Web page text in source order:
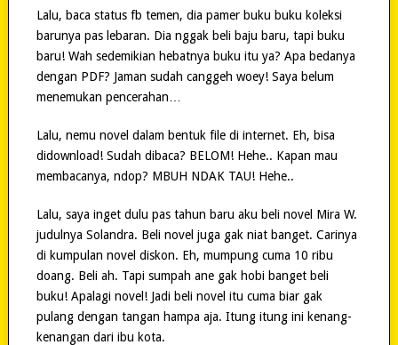
Lalu, baca status fb temen, dia pamer buku buku koleksi
barunya pas lebaran. Dia nggak beli baju baru, tapi buku
baru! Wah sedemikian hebatnya buku itu ya? Apa bedanya
dengan PDF? Jaman sudah canggeh woey! Saya belum
menemukan pencerahan…
Lalu, nemu novel dalam bentuk file di internet. Eh, bisa
didownload! Sudah dibaca? BELOM! Hehe.. Kapan mau
membacanya, ndop? MBUH NDAK TAU! Hehe..
Lalu, saya inget dulu pas tahun baru aku beli novel Mira W.
judulnya Solandra. Beli novel juga gak niat banget. Carinya
di kumpulan novel diskon. Eh, mumpung cuma 10 ribu
doang. Beli ah. Tapi sumpah ane gak hobi banget beli
buku! Apalagi novel! Jadi beli novel itu cuma biar gak
pulang dengan tangan hampa aja. Itung itung ini kenang-
kenangan dari ibu kota.